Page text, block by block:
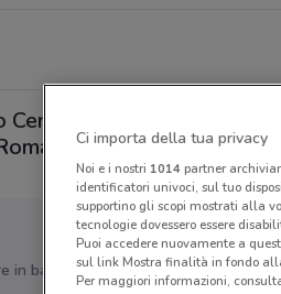
in base agli ultimi provvedimenti
Ci importa della tua privacy
Noi e i nostri 1014partner
identificatori univoci, sul tuo
supportino gli scopi mostrati alla
tecnologie dovessero essere
Puoi accedere nuovamente a
sul link Mostra finalità in fondo
Per maggiori informazioni,